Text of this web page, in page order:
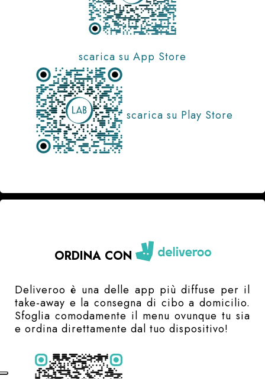
scarica su App Store
scarica su Play Store
ORDINA CON
Deliveroo è una delle app più diffuse per il
take-away e la consegna di cibo a domicilio.
Sfoglia comodamente il menu ovunque tu sia
e ordina direttamente dal tuo dispositivo!